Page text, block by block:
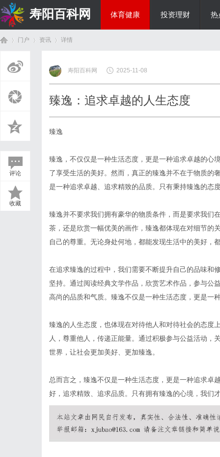
寿阳百科网 体育健康 投资理财 热
门户 资讯
›
详情
评论
收藏
寿阳百科网 2025-11-08
臻逸：追求卓越的人生态度
臻逸
臻逸，不仅仅是一种生活态度，更是一种追求卓越的心
了享受生活的美好。然而，真正的臻逸并不在于物质的
是一种追求卓越、追求精致的品质。只有秉持臻逸的态
臻逸并不要求我们拥有豪华的物质条件，而是要求我们
茶，还是欣赏一幅优美的画作，臻逸都体现在对细节的
自己的尊重。无论身处何地，都能发现生活中的美好，
在追求臻逸的过程中，我们需要不断提升自己的品味和
坚持。通过阅读经典文学作品，欣赏艺术作品，参与公
高尚的品质和气质。臻逸不仅是一种生活态度，更是一
臻逸的人生态度，也体现在对待他人和对待社会的态度
人，尊重他人，传递正能量。通过积极参与公益活动
世界，让社会更加美好、更加臻逸。
总而言之，臻逸不仅是一种生活态度，更是一种追求卓
好，追求精致、追求品质。只有拥有臻逸的心境，我们